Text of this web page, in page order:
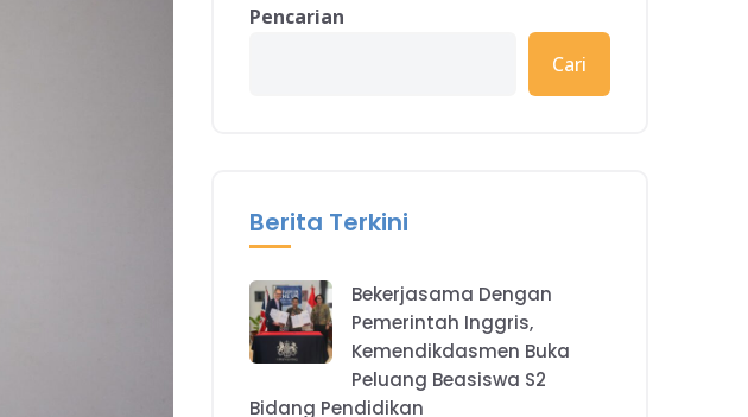
Pencarian
Cari
Berita Terkini
Bekerjasama Dengan
Pemerintah Inggris,
Kemendikdasmen Buka
Peluang Beasiswa S2
Bidang Pendidikan